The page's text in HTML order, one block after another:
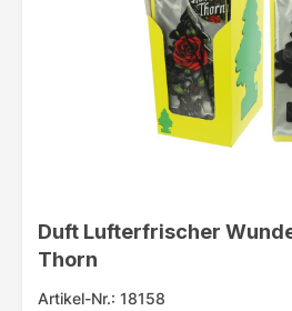
Duft Lufterfrischer
Thorn
Artikel-Nr.: 18158